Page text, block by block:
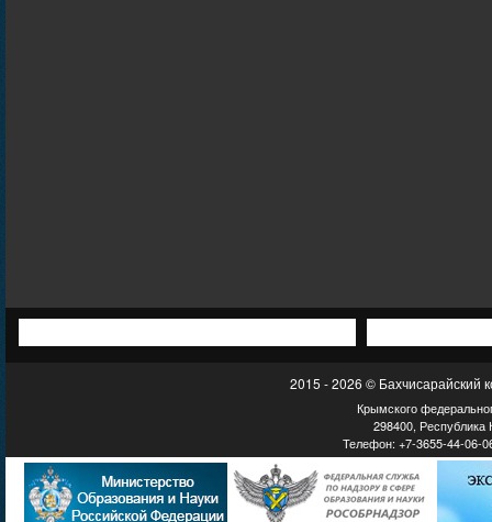
2015 - 2026 © Бахчисарайский
Крымского
298400, Республика
Телефон: +7-3655-44-06-